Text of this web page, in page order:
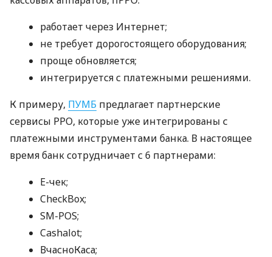
работает через Интернет;
не требует дорогостоящего оборудования;
проще обновляется;
интегрируется с платежными решениями.
К примеру, ПУМБ предлагает партнерские
сервисы РРО, которые уже интегрированы с
платежными инструментами банка. В настоящее
время банк сотрудничает с 6 партнерами:
E-чек;
CheckBox;
SM-POS;
Cashalot;
ВчасноКаса;